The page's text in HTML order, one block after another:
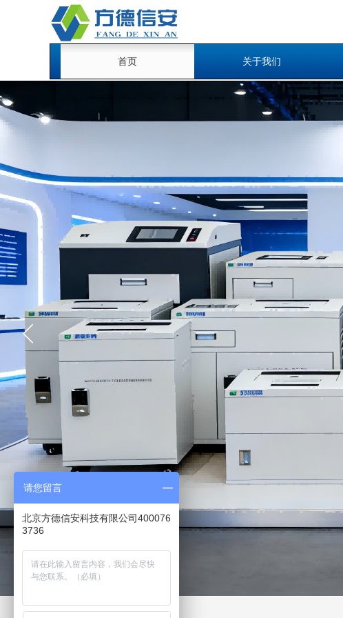
首页 关于我们
请您留言
北京方德信安科技有限公司400076
3736